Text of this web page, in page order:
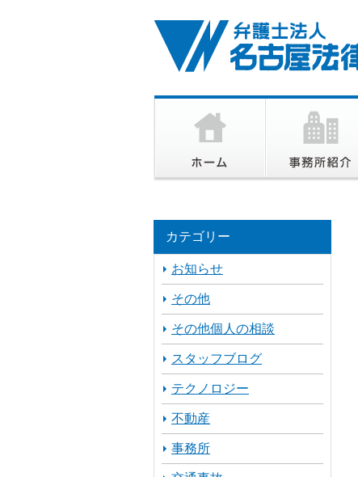
カテゴリー
お知らせ
その他
その他個人の相談
スタッフブログ
テクノロジー
不動産
事務所